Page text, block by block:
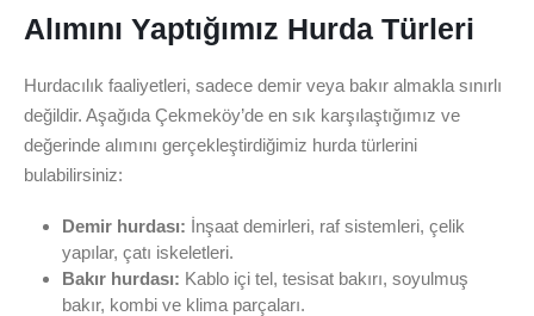
Alımını Yaptığımız Hurda Türleri
Hurdacılık faaliyetleri, sadece demir veya bakır almakla sınırlı
değildir. Aşağıda Çekmeköy’de en sık karşılaştığımız ve
değerinde alımını gerçekleştirdiğimiz hurda türlerini
bulabilirsiniz:
Demir hurdası: İnşaat demirleri, raf sistemleri, çelik
yapılar, çatı iskeletleri.
Bakır hurdası: Kablo içi tel, tesisat bakırı, soyulmuş
bakır, kombi ve klima parçaları.